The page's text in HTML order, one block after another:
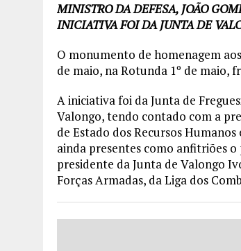
MINISTRO DA DEFESA, JOÃO
INICIATIVA FOI DA JUNTA DE
O monumento de homenagem
de maio, na Rotunda 1º de maio,
A iniciativa foi da Junta de
Valongo, tendo contado com a
de Estado dos Recursos
ainda presentes como anfitriões o
presidente da Junta de Valongo
Forças Armadas, da Liga dos